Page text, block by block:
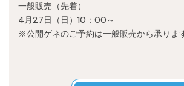
一般販売（先着）
4月27日（日）10：00～
※公開ゲネのご予約は一般販売から承りま